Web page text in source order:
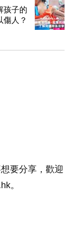
孩子的
傷人？
要分享，歡迎
。